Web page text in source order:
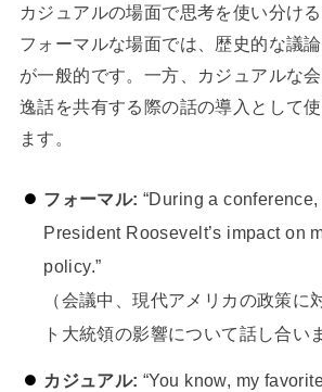
カジュアルの場面で思考を使い分け
フォーマルな場面では、歴史的な議
が一般的です。一方、カジュアルな
逸話を共有する際の話の導入として
ます。
フォーマル: “During a
President Roosevelt’s impact on
policy.”
（会議中、現代アメリカの政策に
ト大統領の影響について話し合い
カジュアル: “You know, my